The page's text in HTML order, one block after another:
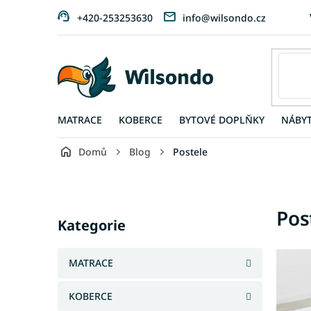
+420-253253630 info@wilsondo.cz
MATRACE KOBERCE BYTOVÉ DOPLŇKY
Domů Blog Postele
t
r
kategorie
Kategorie
MATRACE
KOBERCE
i